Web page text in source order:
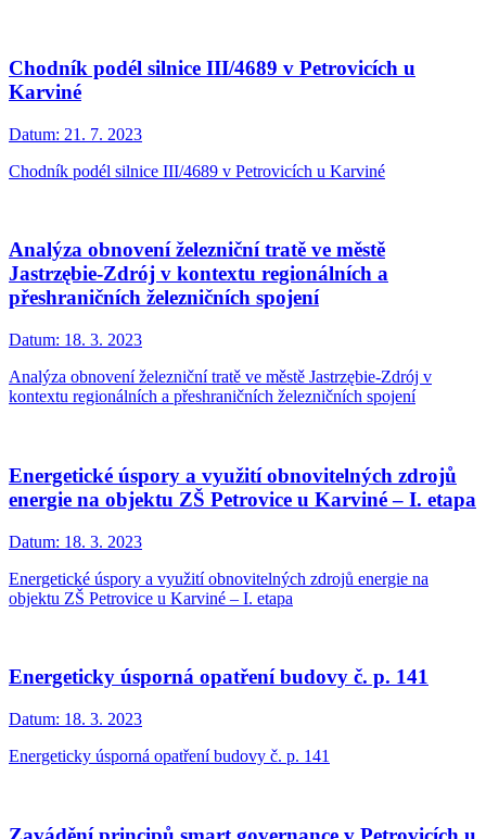
Chodník podél silnice III/4689 v Petrovicích u
Karviné
Datum: 21. 7. 2023
Chodník podél silnice III/4689 v Petrovicích u Karviné
Analýza obnovení železniční tratě ve městě
Jastrzębie-Zdrój v kontextu regionálních a
přeshraničních železničních spojení
Datum: 18. 3. 2023
Analýza obnovení železniční tratě ve městě Jastrzębie-Zdrój v
kontextu regionálních a přeshraničních železničních spojení
Energetické úspory a využití obnovitelných zdrojů
energie na objektu ZŠ Petrovice u Karviné – I. etapa
Datum: 18. 3. 2023
Energetické úspory a využití obnovitelných zdrojů energie na
objektu ZŠ Petrovice u Karviné – I. etapa
Energeticky úsporná opatření budovy č. p. 141
Datum: 18. 3. 2023
Energeticky úsporná opatření budovy č. p. 141